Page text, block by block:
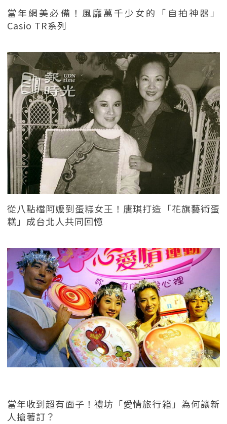
當年網美必備！風靡萬千少女的「自拍神器」
Casio TR系列
從八點檔阿嬤到蛋糕女王！唐琪打造「花旗藝術蛋
糕」成台北人共同回憶
當年收到超有面子！禮坊「愛情旅行箱」為何讓新
人搶著訂？